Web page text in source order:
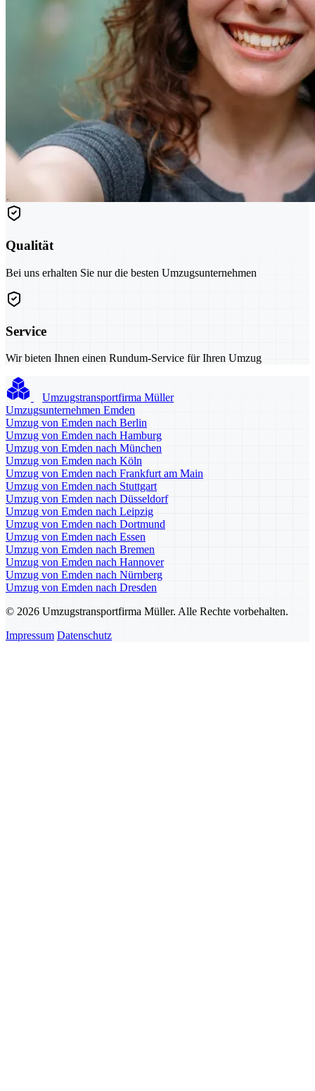
Qualität
Bei uns erhalten Sie nur die besten Umzugsunternehmen
Service
Wir bieten Ihnen einen Rundum-Service für Ihren Umzug
Umzugstransportfirma Müller
Umzugsunternehmen Emden
Umzug von Emden nach Berlin
Umzug von Emden nach Hamburg
Umzug von Emden nach München
Umzug von Emden nach Köln
Umzug von Emden nach Frankfurt am Main
Umzug von Emden nach Stuttgart
Umzug von Emden nach Düsseldorf
Umzug von Emden nach Leipzig
Umzug von Emden nach Dortmund
Umzug von Emden nach Essen
Umzug von Emden nach Bremen
Umzug von Emden nach Hannover
Umzug von Emden nach Nürnberg
Umzug von Emden nach Dresden
© 2026 Umzugstransportfirma Müller. Alle Rechte vorbehalten.
Impressum Datenschutz